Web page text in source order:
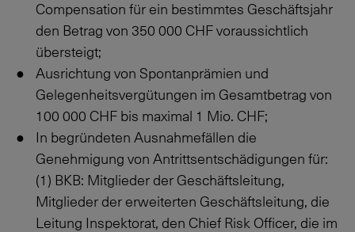
Compensation für ein bestimmtes Geschäftsjahr
den Betrag von 350 000 CHF voraussichtlich
übersteigt;
Ausrichtung von Spontanprämien und
Gelegenheitsvergütungen im Gesamtbetrag von
100 000 CHF bis maximal 1 Mio. CHF;
In begründeten Ausnahmefällen die
Genehmigung von Antrittsentschädigungen für:
(1) BKB: Mitglieder der Geschäftsleitung,
Mitglieder der erweiterten Geschäftsleitung, die
Leitung Inspektorat, den Chief Risk Officer, die im